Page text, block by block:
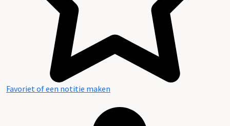
Favoriet of een notitie maken